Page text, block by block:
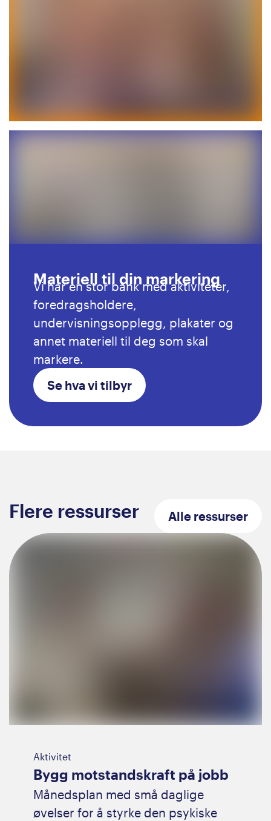
Materiell til din markering
Vi har en stor bank med aktiviteter,
foredragsholdere,
undervisningsopplegg, plakater og
annet materiell til deg som skal
markere.
Se hva vi tilbyr
Flere ressurser Alle ressurser
Aktivitet
Bygg motstandskraft på jobb
Månedsplan med små daglige
øvelser for å styrke den psykiske